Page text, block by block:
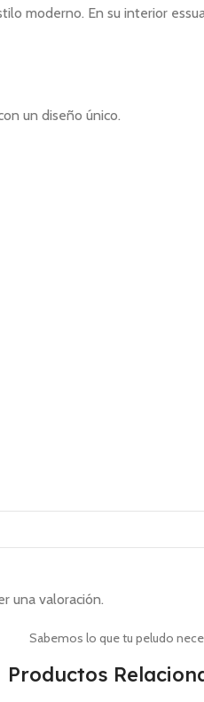
moderno. En su interior
un diseño único.
una valoración.
Sabemos lo que tu peludo
Productos